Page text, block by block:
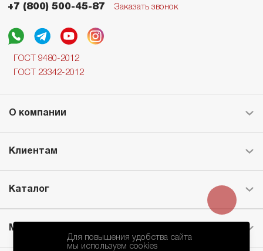
+7 (800) 500-45-87 Заказать звонок
ГОСТ 9480-2012
ГОСТ 23342-2012
О компании
Клиентам
Каталог
Месторождение
Для повышения удобства сайта
мы используем cookies